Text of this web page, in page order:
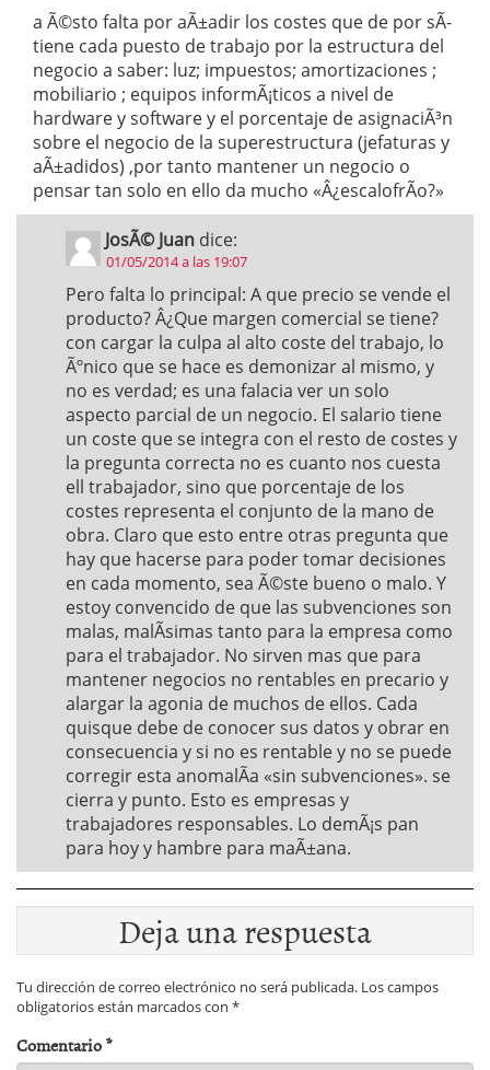
a Ã©sto falta por aÃ±adir los costes que de por sÃ­
tiene cada puesto de trabajo por la estructura del
negocio a saber: luz; impuestos; amortizaciones ;
mobiliario ; equipos informÃ¡ticos a nivel de
hardware y software y el porcentaje de asignaciÃ³n
sobre el negocio de la superestructura (jefaturas y
aÃ±adidos) ,por tanto mantener un negocio o
pensar tan solo en ello da mucho «Â¿escalofrÃ­o?»
JosÃ© Juan dice:
01/05/2014 a las 19:07
Pero falta lo principal: A que precio se vende el
producto? Â¿Que margen comercial se tiene?
con cargar la culpa al alto coste del trabajo, lo
Ãºnico que se hace es demonizar al mismo, y
no es verdad; es una falacia ver un solo
aspecto parcial de un negocio. El salario tiene
un coste que se integra con el resto de costes y
la pregunta correcta no es cuanto nos cuesta
ell trabajador, sino que porcentaje de los
costes representa el conjunto de la mano de
obra. Claro que esto entre otras pregunta que
hay que hacerse para poder tomar decisiones
en cada momento, sea Ã©ste bueno o malo. Y
estoy convencido de que las subvenciones son
malas, malÃ­simas tanto para la empresa como
para el trabajador. No sirven mas que para
mantener negocios no rentables en precario y
alargar la agonia de muchos de ellos. Cada
quisque debe de conocer sus datos y obrar en
consecuencia y si no es rentable y no se puede
corregir esta anomalÃ­a «sin subvenciones». se
cierra y punto. Esto es empresas y
trabajadores responsables. Lo demÃ¡s pan
para hoy y hambre para maÃ±ana.
Deja una respuesta
Tu dirección de correo electrónico no será publicada. Los campos
obligatorios están marcados con *
Comentario*